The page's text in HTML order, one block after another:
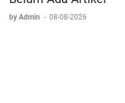
by Admin - 08-08-2026